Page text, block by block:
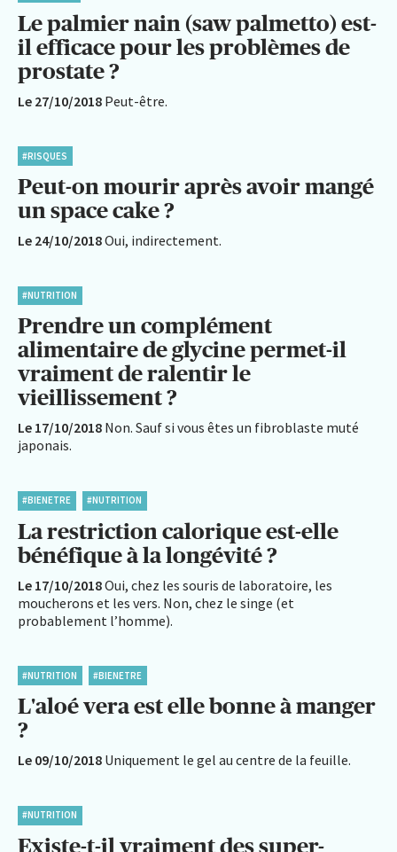
Le palmier nain (saw palmetto) est-
il efficace pour les problèmes de
prostate ?
Le 27/10/2018 Peut-être.
#RISQUES
Peut-on mourir après avoir mangé
un space cake ?
Le 24/10/2018Oui, indirectement.
#NUTRITION
Prendre un complément
alimentaire de glycine permet-il
vraiment de ralentir le
vieillissement ?
Le 17/10/2018 Non. Sauf si vous êtes un fibroblaste muté
japonais.
#BIENETRE #NUTRITION
La restriction calorique est-elle
bénéfique à la longévité ?
Le 17/10/2018Oui, chez les souris de laboratoire, les
moucherons et les vers. Non, chez le singe (et
probablement l’homme).
#NUTRITION #BIENETRE
L'aloé vera est elle bonne à manger
?
Le 09/10/2018 Uniquement le gel au centre de la feuille.
#NUTRITION
Existe-t-il vraiment des super-